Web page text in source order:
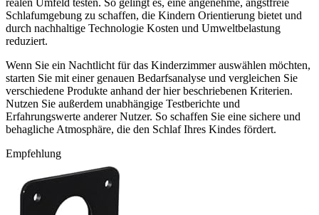
realen Umfeld testen. So gelingt es, eine angenehme, angstfreie
Schlafumgebung zu schaffen, die Kindern Orientierung bietet und
durch nachhaltige Technologie Kosten und Umweltbelastung
reduziert.
Wenn Sie ein Nachtlicht für das Kinderzimmer auswählen möchten,
starten Sie mit einer genauen Bedarfsanalyse und vergleichen Sie
verschiedene Produkte anhand der hier beschriebenen Kriterien.
Nutzen Sie außerdem unabhängige Testberichte und
Erfahrungswerte anderer Nutzer. So schaffen Sie eine sichere und
behagliche Atmosphäre, die den Schlaf Ihres Kindes fördert.
Empfehlung